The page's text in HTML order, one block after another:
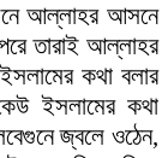
আল্লাহর আসনে
তারাই আল্লাহর
ইসলামের কথা বলার
ইসলামের কথা
জ্বলে ওঠেন,